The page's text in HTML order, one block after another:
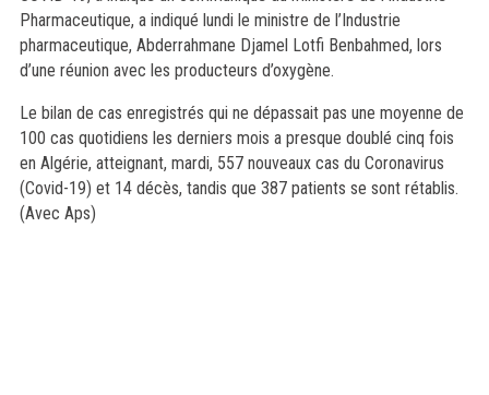
Pharmaceutique, a indiqué lundi le ministre de l’Industrie
pharmaceutique, Abderrahmane Djamel Lotfi Benbahmed, lors
d’une réunion avec les producteurs d’oxygène.
Le bilan de cas enregistrés qui ne dépassait pas une moyenne de
100 cas quotidiens les derniers mois a presque doublé cinq fois
en Algérie, atteignant, mardi, 557 nouveaux cas du Coronavirus
(Covid-19) et 14 décès, tandis que 387 patients se sont rétablis.
(Avec Aps)